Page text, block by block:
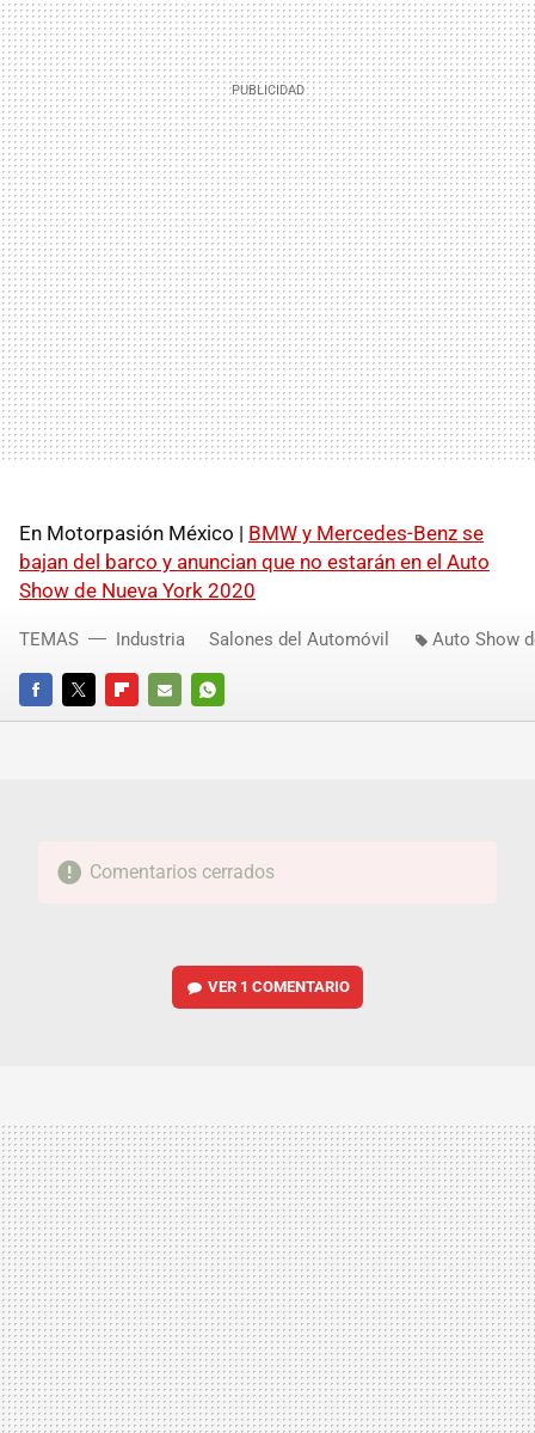
En Motorpasión México | BMW y Mercedes-Benz se
bajan del barco y anuncian que no estarán en el Auto
Show de Nueva York 2020
FACEBOOKTWITTERFLIPBOARD
E-
WHATSAPP
TEMAS Industria Salones del Automóvil Auto Show
Comentarios cerrados
VER 1 COMENTARIO